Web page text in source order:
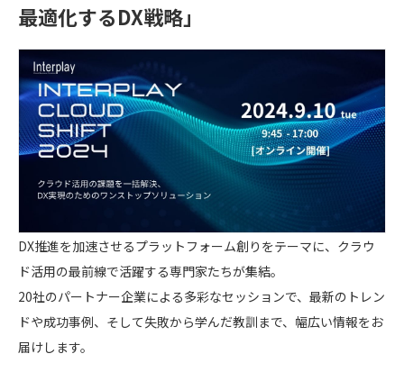
最適化するDX戦略」
DX推進を加速させるプラットフォーム創りをテーマに、クラウ
ド活用の最前線で活躍する専門家たちが集結。
20社のパートナー企業による多彩なセッションで、最新のトレン
ドや成功事例、そして失敗から学んだ教訓まで、幅広い情報をお
届けします。